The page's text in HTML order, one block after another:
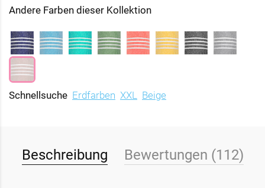
Andere Farben dieser Kollektion
Schnellsuche Erdfarben XXL Beige
Beschreibung Bewertungen (112)